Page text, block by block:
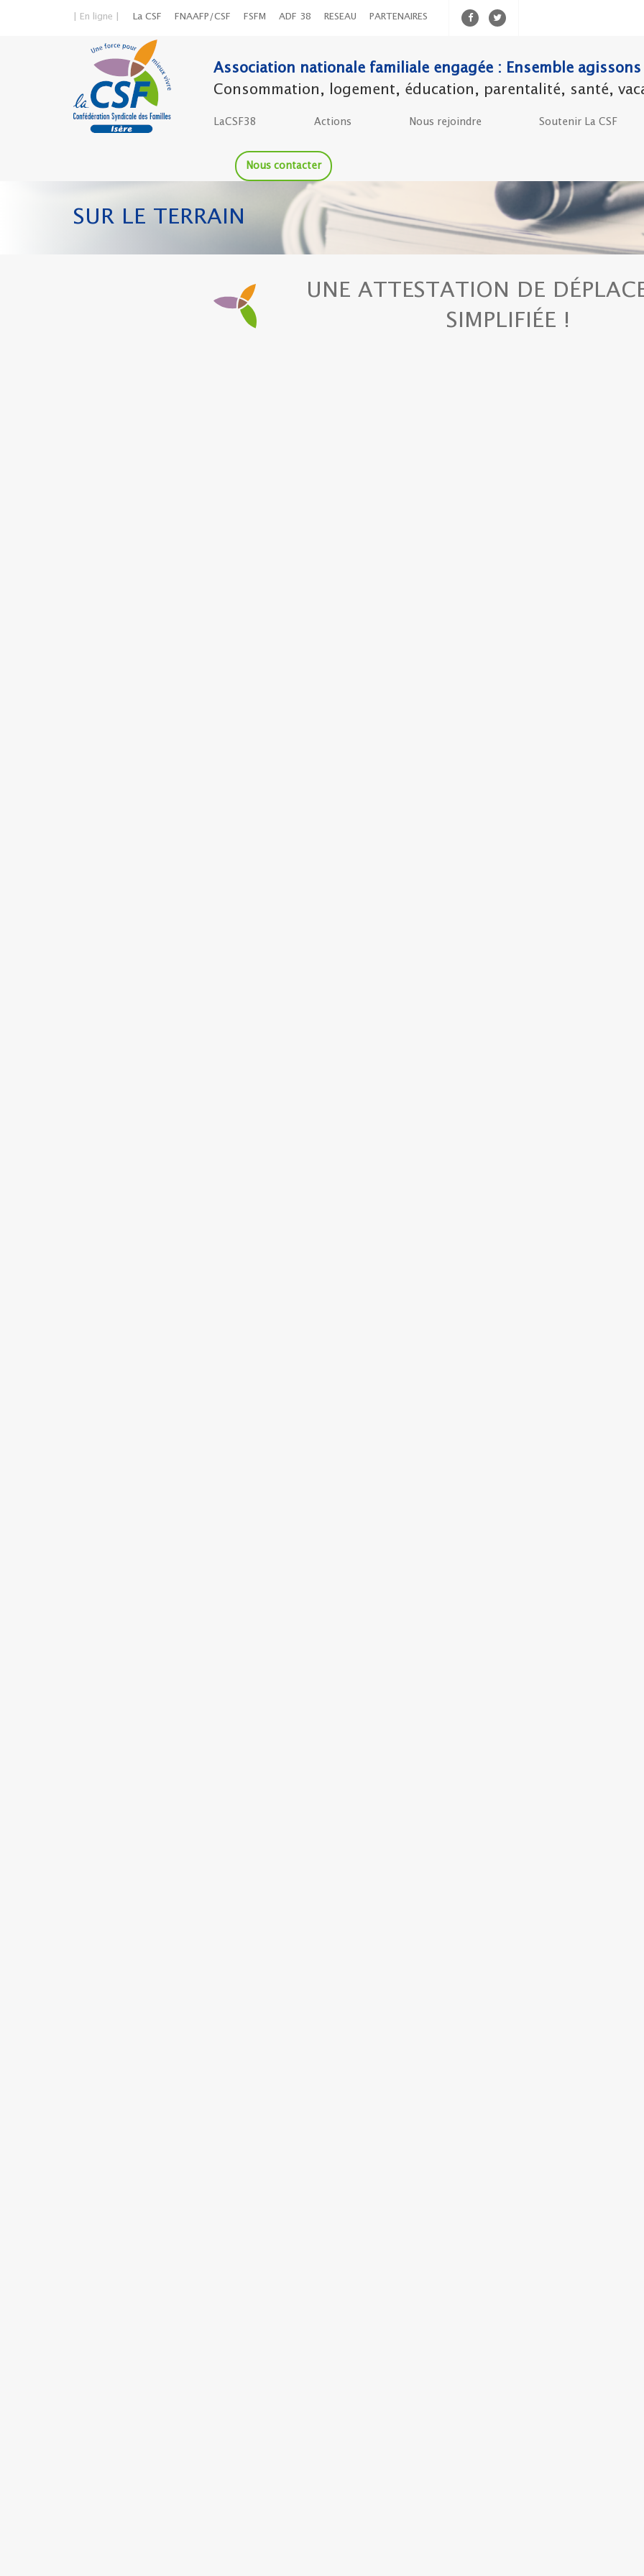
| En ligne | La CSF FNAAFP/CSF FSFM ADF 38 RESEAU PARTENAIRES
Association nationale familiale engagée : Ensemble agissons
Consommation, logement, éducation, parentalité, santé,
LaCSF38 Actions Nous rejoindre Soutenir La CSF
Nous contacter
SUR LE TERRAIN
UNE ATTESTATION DE
SIMPLIFIÉE !